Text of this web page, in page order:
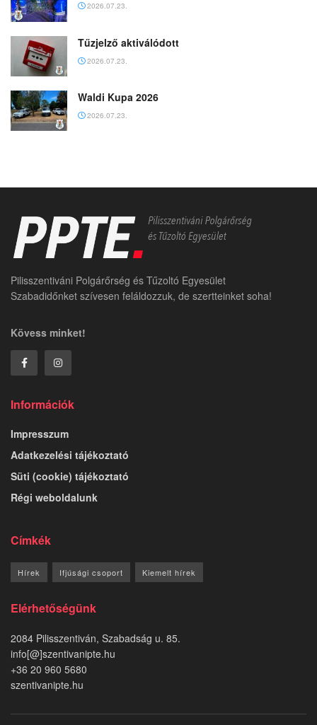
2026.07.23.
Tűzjelző aktiválódott
2026.07.23.
Waldi Kupa 2026
2026.07.23.
Pilisszentiváni Polgárőrség és Tűzoltó Egyesület
Szabadidőnket szívesen feláldozzuk, de szertteinket soha!
Kövess minket!
Információk
Impresszum
Adatkezelési tájékoztató
Süti (cookie) tájékoztató
Régi weboldalunk
Címkék
Hírek Ifjúsági csoport Kiemelt hírek
Elérhetőségünk
2084 Pilisszentiván, Szabadság u. 85.
info[@]szentivanipte.hu
+36 20 960 5680
szentivanipte.hu